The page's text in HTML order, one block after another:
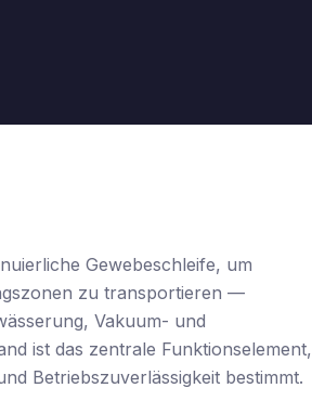
Gewebeschleife, um
zu transportieren —
Vakuum- und
ist das zentrale Funktionselement,
Betriebszuverlässigkeit bestimmt.